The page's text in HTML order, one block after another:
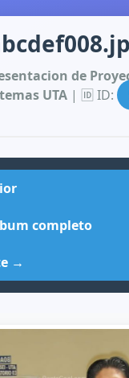
de
UTA | 🆔 ID:
completo
→